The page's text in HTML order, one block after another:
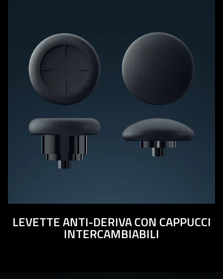
LEVETTE ANTI-DERIVA CON CAPPUCCI
INTERCAMBIABILI